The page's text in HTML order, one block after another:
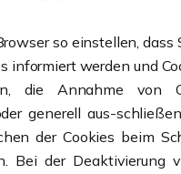
so einstellen, dass
informiert werden und
die Annahme von
generell aus-
der Cookies beim
Bei der Deaktivierung